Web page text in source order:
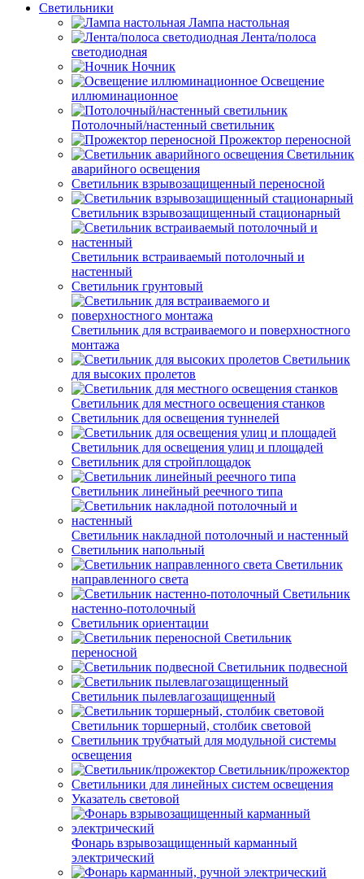
Светильники
Лампа настольная
Лента/полоса
светодиодная
Ночник
Освещение
иллюминационное
Потолочный/настенный светильник
Прожектор переносной
Светильник
аварийного освещения
Светильник взрывозащищенный переносной
Светильник взрывозащищенный стационарный
Светильник встраиваемый потолочный и
настенный
Светильник грунтовый
Светильник для встраиваемого и поверхностного
монтажа
Светильник
для высоких пролетов
Светильник для местного освещения станков
Светильник для освещения туннелей
Светильник для освещения улиц и площадей
Светильник для стройплощадок
Светильник линейный реечного типа
Светильник накладной потолочный и настенный
Светильник напольный
Светильник
направленного света
Светильник
настенно-потолочный
Светильник ориентации
Светильник
переносной
Светильник подвесной
Светильник пылевлагозащищенный
Светильник торшерный, столбик световой
Светильник трубчатый для модульной системы
освещения
Светильник/прожектор
Светильники для линейных систем освещения
Указатель световой
Фонарь взрывозащищенный карманный
электрический